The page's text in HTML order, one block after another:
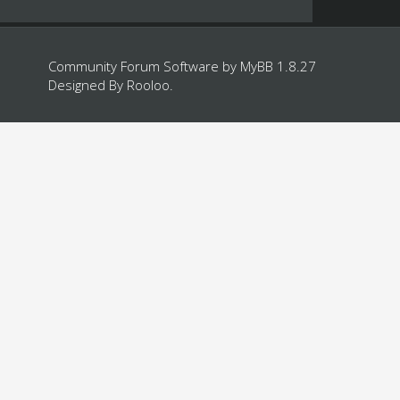
Community Forum Software by MyBB 1.8.27
Designed By Rooloo.